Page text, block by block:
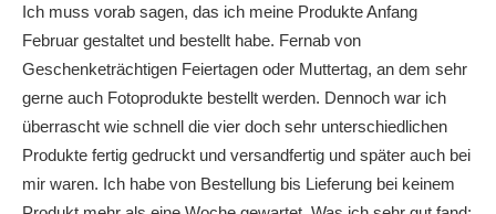
Ich muss vorab sagen, das ich meine Produkte Anfang
Februar gestaltet und bestellt habe. Fernab von
Geschenketrächtigen Feiertagen oder Muttertag, an dem sehr
gerne auch Fotoprodukte bestellt werden. Dennoch war ich
überrascht wie schnell die vier doch sehr unterschiedlichen
Produkte fertig gedruckt und versandfertig und später auch bei
mir waren. Ich habe von Bestellung bis Lieferung bei keinem